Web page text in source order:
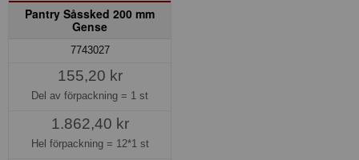
Pantry Såssked 200 mm
Gense
7743027
155,20 kr
Del av förpackning = 1 st
1.862,40 kr
Hel förpackning = 12*1 st